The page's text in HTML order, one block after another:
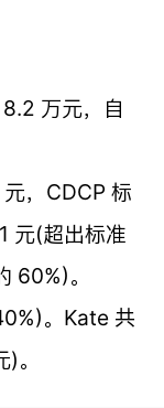
万元，自
，CDCP 标
元(超出标准
60%)。
。Kate 共
。